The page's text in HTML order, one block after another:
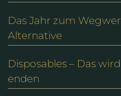
Das Jahr zum
Alternative
Disposables – Das
enden